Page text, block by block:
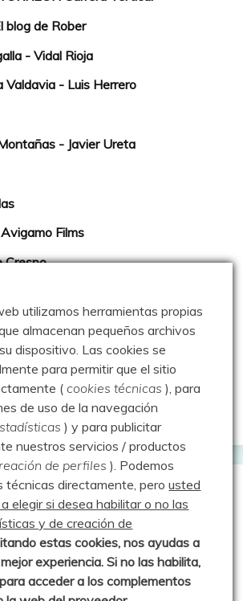
blog de Rober
- Vidal Rioja
Valdavia - Luis Herrero
- Javier Ureta
Films
Crespo
con niños
la vía azul
y Cumbre
utilizamos herramientas propias
almacenan pequeños archivos
dispositivo. Las cookies se
para permitir que el sitio
(cookies técnicas ), para
de uso de la navegación
) y para publicitar
nuestros servicios / productos
de perfiles ). Podemos
técnicas directamente, perousted
elegir si desea habilitar o no las
y de creación de
estas cookies, nos ayudas a
experiencia. Si no las habilita,
acceder a los complementos